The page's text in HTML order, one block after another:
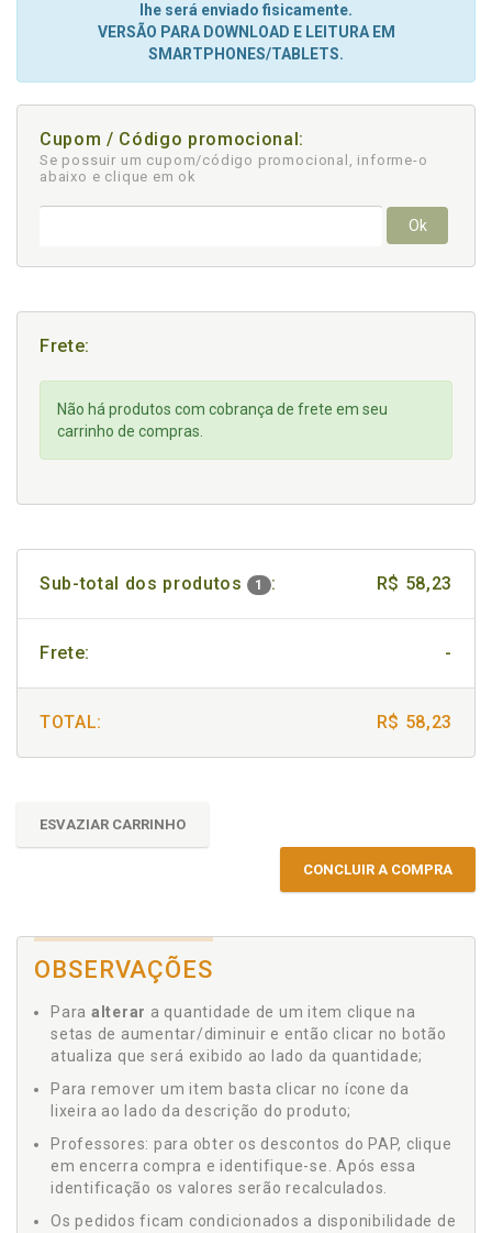
lhe será enviado fisicamente.
VERSÃO PARA DOWNLOAD E LEITURA EM
SMARTPHONES/TABLETS.
Cupom / Código promocional:
Se possuir um cupom/código promocional, informe-o
abaixo e clique em ok
Ok
Frete:
Não há produtos com cobrança de frete em seu
carrinho de compras.
Sub-total dos produtos 1 : R$ 58,23
Frete: -
TOTAL: R$ 58,23
ESVAZIAR CARRINHO
CONCLUIR A COMPRA
OBSERVAÇÕES
Para alterar a quantidade de um item clique na
setas de aumentar/diminuir e então clicar no botão
atualiza que será exibido ao lado da quantidade;
Para remover um item basta clicar no ícone da
lixeira ao lado da descrição do produto;
Professores: para obter os descontos do PAP, clique
em encerra compra e identifique-se. Após essa
identificação os valores serão recalculados.
Os pedidos ficam condicionados a disponibilidade de